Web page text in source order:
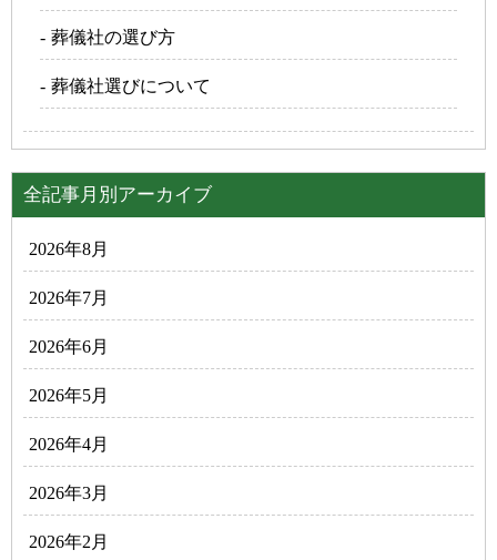
葬儀社の選び方
葬儀社選びについて
全記事月別アーカイブ
2026年8月
2026年7月
2026年6月
2026年5月
2026年4月
2026年3月
2026年2月